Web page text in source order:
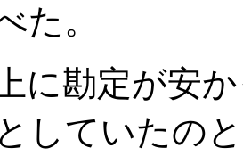
た。
に勘定が安
していたの